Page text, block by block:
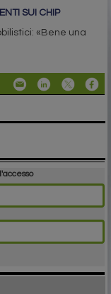
SUI CHIP
«Bene una